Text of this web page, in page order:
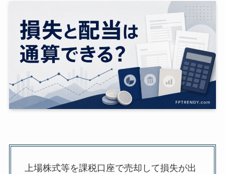
上場株式等を課税口座で売却して損失が出